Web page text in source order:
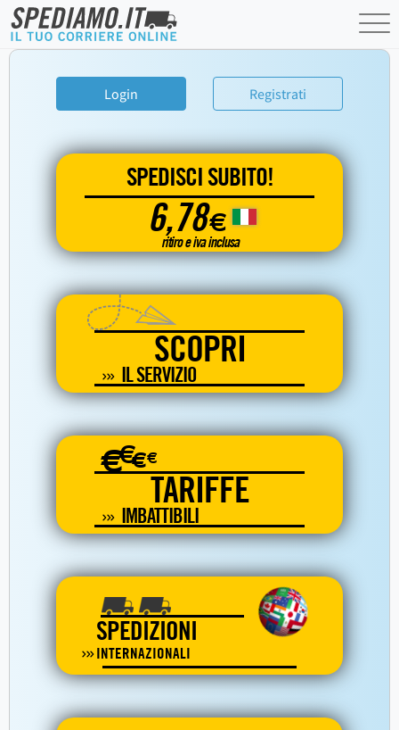
Login Registrati
SPEDISCI SUBITO!
6,78€
ritiro e iva inclusa
SCOPRI
IL SERVIZIO
€€€€
TARIFFE
IMBATTIBILI
SPEDIZIONI
INTERNAZIONALI